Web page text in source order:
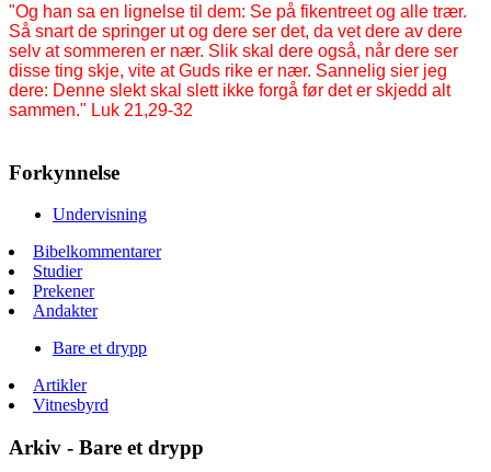
"Og han sa en lignelse til dem: Se på fikentreet og alle trær.
Så snart de springer ut og dere ser det, da vet dere av dere
selv at sommeren er nær. Slik skal dere også, når dere ser
disse ting skje, vite at Guds rike er nær. Sannelig sier jeg
dere: Denne slekt skal slett ikke forgå før det er skjedd alt
sammen." Luk 21,29-32
Forkynnelse
Undervisning
Bibelkommentarer
Studier
Prekener
Andakter
Bare et drypp
Artikler
Vitnesbyrd
Arkiv - Bare et drypp